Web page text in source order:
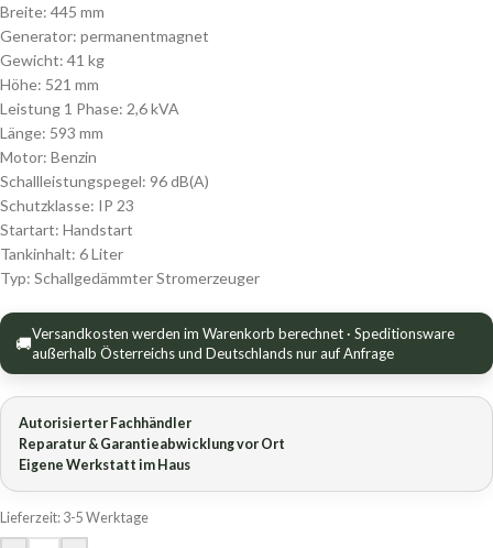
Breite: 445 mm
Generator: permanentmagnet
Gewicht: 41 kg
Höhe: 521 mm
Leistung 1 Phase: 2,6 kVA
Länge: 593 mm
Motor: Benzin
Schallleistungspegel: 96 dB(A)
Schutzklasse: IP 23
Startart: Handstart
Tankinhalt: 6 Liter
Typ: Schallgedämmter Stromerzeuger
🚚Versandkosten werden im Warenkorb berechnet · Speditionsware
außerhalb Österreichs und Deutschlands nur auf Anfrage
Autorisierter Fachhändler
Reparatur & Garantieabwicklung vor Ort
Eigene Werkstatt im Haus
Lieferzeit: 3-5 Werktage